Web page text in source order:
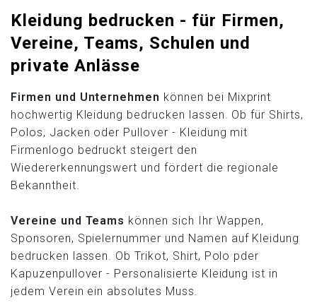
Kleidung bedrucken - für Firmen,
Vereine, Teams, Schulen und
private Anlässe
Firmen und Unternehmen können bei Mixprint
hochwertig Kleidung bedrucken lassen. Ob für Shirts,
Polos, Jacken oder Pullover - Kleidung mit
Firmenlogo bedruckt steigert den
Wiedererkennungswert und fördert die regionale
Bekanntheit.
Vereine und Teams können sich Ihr Wappen,
Sponsoren, Spielernummer und Namen auf Kleidung
bedrucken lassen. Ob Trikot, Shirt, Polo pder
Kapuzenpullover - Personalisierte Kleidung ist in
jedem Verein ein absolutes Muss.